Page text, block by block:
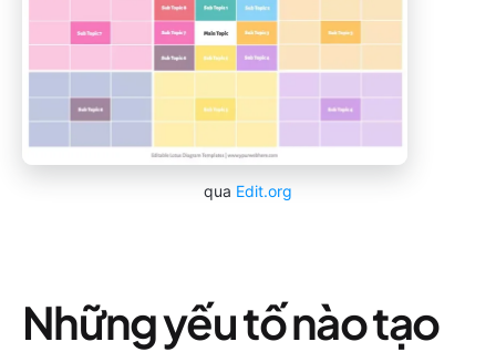
qua Edit.org
Những yếu tố nào tạo